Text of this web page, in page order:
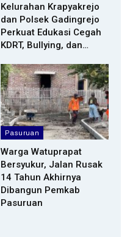
Kelurahan Krapyakrejo
dan Polsek Gadingrejo
Perkuat Edukasi Cegah
KDRT, Bullying, dan…
Pasuruan
Warga Watuprapat
Bersyukur, Jalan Rusak
14 Tahun Akhirnya
Dibangun Pemkab
Pasuruan